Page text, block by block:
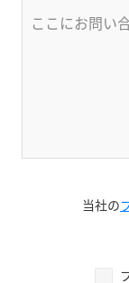
当社の